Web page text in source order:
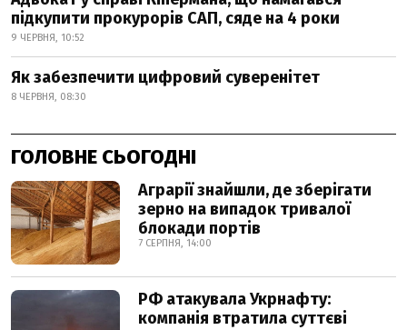
підкупити прокурорів САП, сяде на 4 роки
9 ЧЕРВНЯ, 10:52
Як забезпечити цифровий суверенітет
8 ЧЕРВНЯ, 08:30
ГОЛОВНЕ СЬОГОДНІ
Аграрії знайшли, де зберігати
зерно на випадок тривалої
блокади портів
7 СЕРПНЯ, 14:00
РФ атакувала Укрнафту:
компанія втратила суттєві